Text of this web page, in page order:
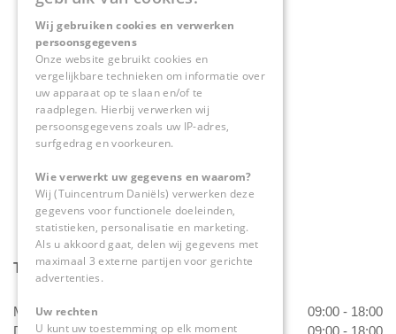
Tuincentrum Daniëls
Herkenbosserweg 4
6063 NL Vlodrop
0475-534298
info@tuincentrumdaniels.nl
Tuincentrum Daniëls
Maandag
09:00 - 18:00
Wij gebruiken cookies en verwerken
persoonsgegevens
Onze website gebruikt cookies en
vergelijkbare technieken om informatie over
uw apparaat op te slaan en/of te
raadplegen. Hierbij verwerken wij
persoonsgegevens zoals uw IP-adres,
surfgedrag en voorkeuren.
Wie verwerkt uw gegevens en waarom?
Wij (Tuincentrum Daniëls) verwerken deze
gegevens voor functionele doeleinden,
statistieken, personalisatie en marketing.
Als u akkoord gaat, delen wij gegevens met
maximaal 3 externe partijen voor gerichte
advertenties.
Uw rechten
U kunt uw toestemming op elk moment